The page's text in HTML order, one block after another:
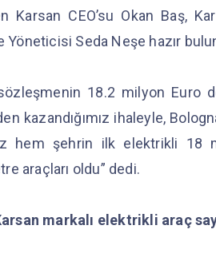
Karsan CEO’su Okan Baş,
Yöneticisi Seda Neşe hazır
18.2 milyon Euro
kazandığımız ihaleyle,
hem şehrin ilk elektrikli 18
araçları oldu” dedi.
markalı elektrikli araç